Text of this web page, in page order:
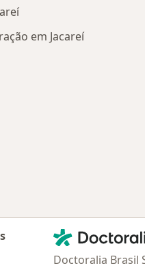
em Jacareí
Contato
Doctoralia - Homepage
Doctoralia Brasil